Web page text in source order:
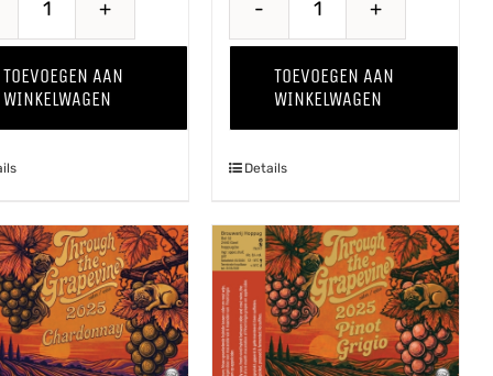
'24
TOEVOEGEN AAN
WINKELWAGEN
aantal
TOEVOEGEN AAN
WINKELWAGEN
Details